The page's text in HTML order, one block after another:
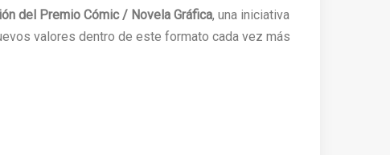
del Premio Cómic / Novela Gráfica, una iniciativa
valores dentro de este formato cada vez más